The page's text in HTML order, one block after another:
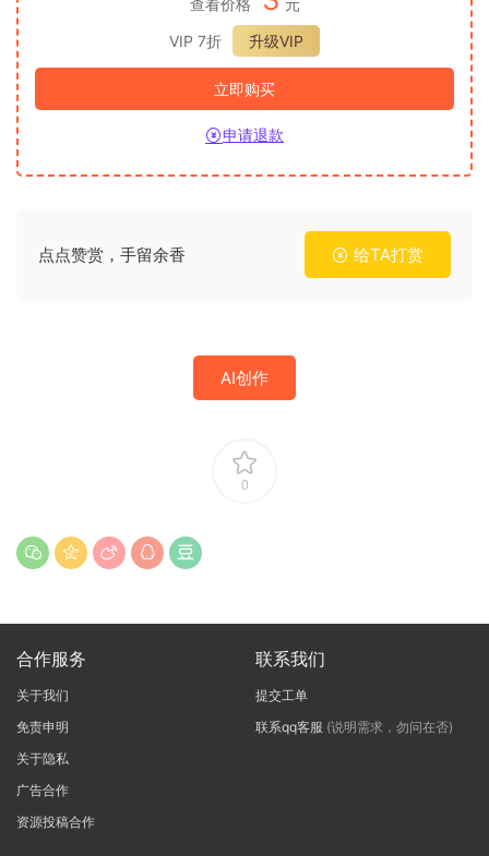
查看价格
元
VIP 7折
升级VIP
立即购买
申请退款
点点赞赏，手留余香 给TA打赏
AI创作
0
合作服务
关于我们
免责申明
关于隐私
广告合作
资源投稿合作
联系我们
提交工单
联系qq客服 (说明需求，勿问在否)